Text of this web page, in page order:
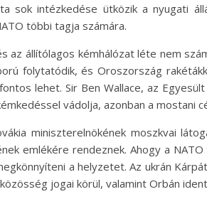
sok intézkedése ütközik a nyugati
többi tagja számára.
az állítólagos kémhálózat léte nem
folytatódik, és Oroszország
lehet. Sir Ben Wallace, az
vádolja, azonban a mostani
miniszterelnökének moszkvai
emlékére rendeznek. Ahogy a
a helyzetet. Az ukrán
jogai körül, valamint Orbán